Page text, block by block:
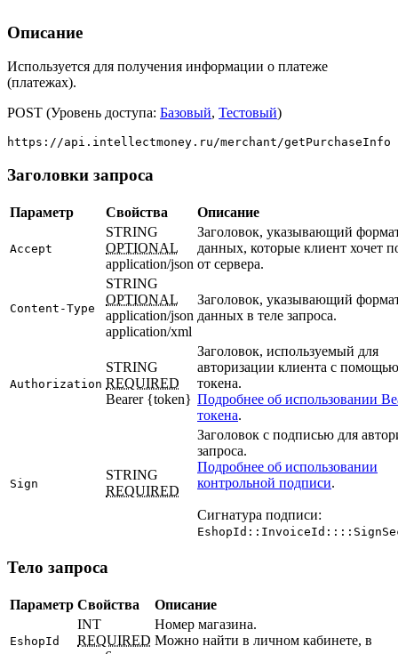
Описание
Используется для получения информации о платеже
(платежах).
POST (Уровень доступа: Базовый, Тестовый)
Заголовки запроса
Параметр Свойства Описание
Accept
STRING
OPTIONAL
application/json
Заголовок, указывающий
данных, которые клиент хочет
от сервера.
Content-Type
STRING
OPTIONAL
application/json
application/xml
Заголовок, указывающий
данных в теле запроса.
Authorization
STRING
REQUIRED
Bearer {token}
Заголовок, используемый для
авторизации клиента с
токена.
Подробнее об использовании
токена.
Sign
STRING
REQUIRED
Заголовок с подписью для
запроса.
Подробнее об использовании
контрольной подписи.
Сигнатура подписи:
Тело запроса
Параметр Свойства Описание
EshopId
INT
REQUIRED
Номер магазина.
Можно найти в личном кабинете, в